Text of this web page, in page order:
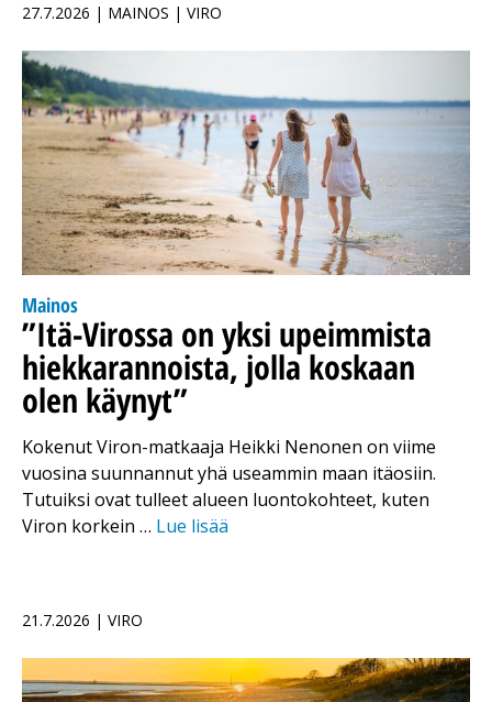
27.7.2026 | MAINOS | VIRO
Mainos
”Itä-Virossa on yksi upeimmista
hiekkarannoista, jolla koskaan
olen käynyt”
Kokenut Viron-matkaaja Heikki Nenonen on viime
vuosina suunnannut yhä useammin maan itäosiin.
Tutuiksi ovat tulleet alueen luontokohteet, kuten
Viron korkein … Lue lisää
21.7.2026 | VIRO